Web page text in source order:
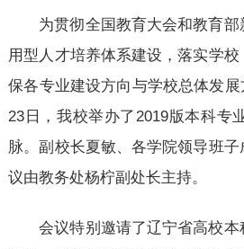
为贯彻全国教育大会和教育
用型人才培养体系建设，落实学
保各专业建设方向与学校总体发
23日，我校举办了2019版本科专
脉。副校长夏敏、各学院领导班
议由教务处杨柠副处长主持。
会议特别邀请了辽宁省高校